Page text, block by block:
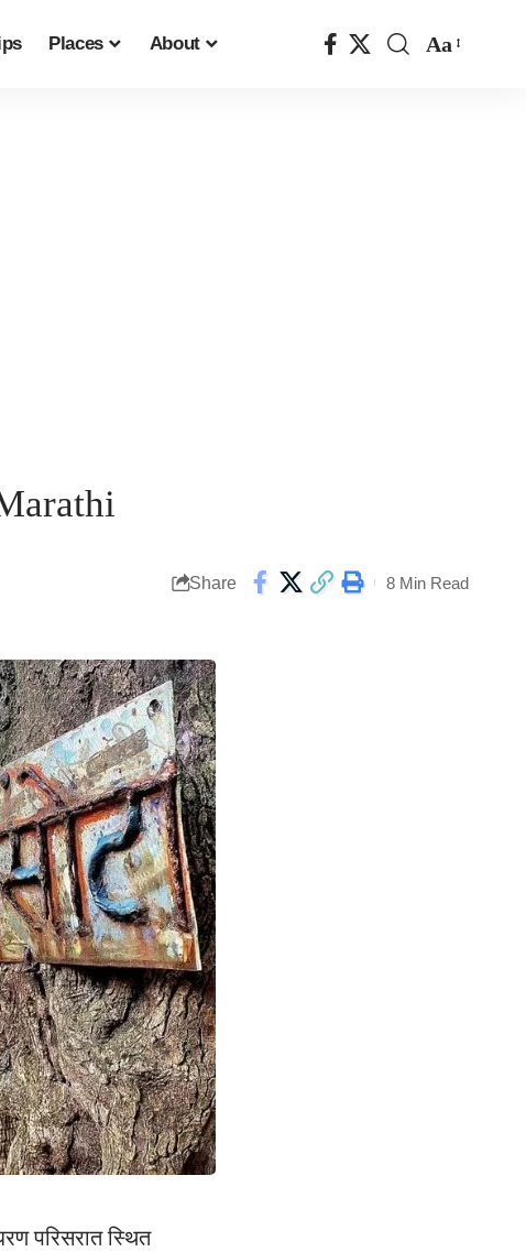
Places About Aa
Share 8 Min Read
परिसरात स्थित